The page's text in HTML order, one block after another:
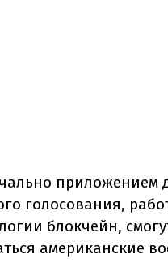
приложением
голосования,
блокчейн,
американские